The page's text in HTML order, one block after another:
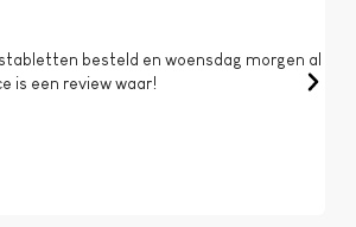
besteld en woensdag morgen al
is een review waar!